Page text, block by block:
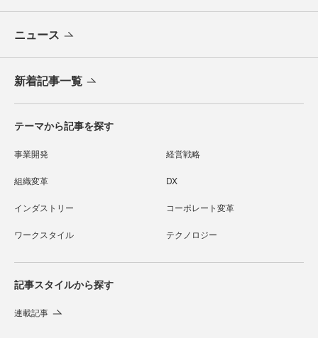
ニュース
新着記事一覧
テーマから記事を探す
事業開発 経営戦略
組織変革 DX
インダストリー コーポレート変革
ワークスタイル テクノロジー
記事スタイルから探す
連載記事